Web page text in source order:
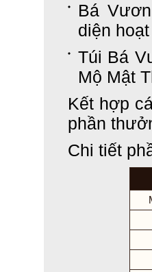
Bá
diện
Túi Bá
Mộ Mật
Kết hợp
phần
Chi tiết